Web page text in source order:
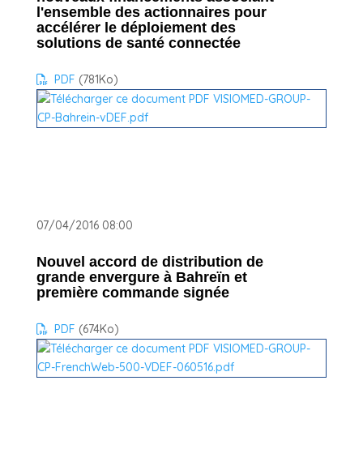
l'ensemble des actionnaires pour
accélérer le déploiement des
solutions de santé connectée
PDF (781Ko)
07/04/2016 08:00
Nouvel accord de distribution de
grande envergure à Bahreïn et
première commande signée
PDF (674Ko)